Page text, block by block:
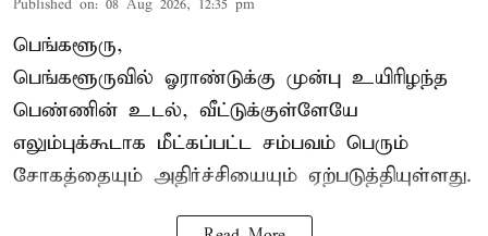
Published on: 08 Aug 2026, 12:35 pm
பெங்களூரு,
பெங்களூருவில் ஓராண்டுக்கு முன்பு உயிரிழந்த
பெண்ணின் உடல், வீட்டுக்குள்ளேயே
எலும்புக்கூடாக மீட்கப்பட்ட சம்பவம் பெரும்
சோகத்தையும் அதிர்ச்சியையும் ஏற்படுத்தியுள்ளது.